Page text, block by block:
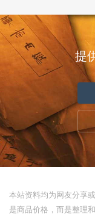
提
本站资料均为网友分享
是商品价格，而是整理